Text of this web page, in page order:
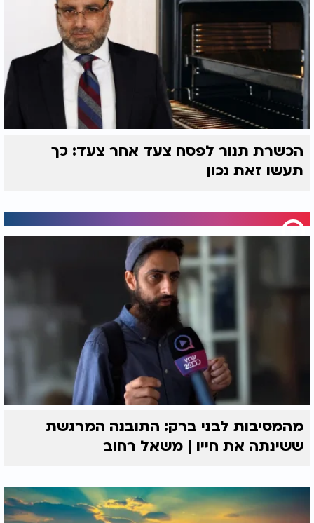
הכשרת תנור לפסח צעד אחר צעד: כך
תעשו זאת נכון
מהמסיבות לבני ברק: התובנה המרגשת
ששינתה את חייו | משאל רחוב